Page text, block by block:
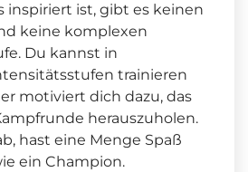
inspiriert ist, gibt es keinen
keine komplexen
Du kannst in
trainieren
motiviert dich dazu, das
herauszuholen.
hast eine Menge Spaß
ein Champion.